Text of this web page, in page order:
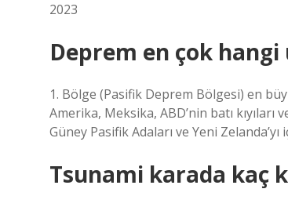
2023
Deprem en çok
1. Bölge (Pasifik Deprem Bölgesi) en
Amerika, Meksika, ABD’nin batı kıyıları
Güney Pasifik Adaları ve Yeni Zelanda’yı
Tsunami karada kaç